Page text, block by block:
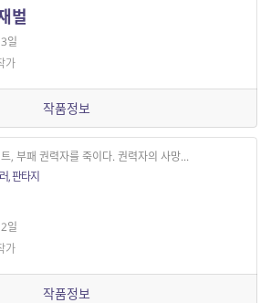
벌
일
가
작품정보
, 부패 권력자를 죽이다. 권력자의 사망...
, 판타지
일
가
작품정보